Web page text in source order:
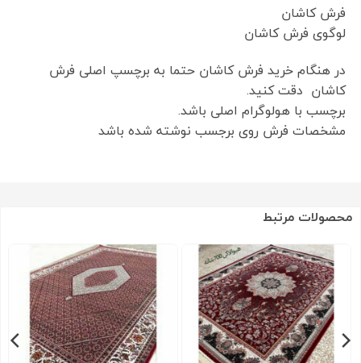
فرش کاشان
لوگوی فرش کاشان
در هنگام خرید فرش کاشان حتما به برچسپ اصلی فرش
کاشان دقت کنید.
برچسب با هولوگرام اصلی باشد.
مشخصات فرش روی برجسب نوشته شده باشد
محصولات مرتبط